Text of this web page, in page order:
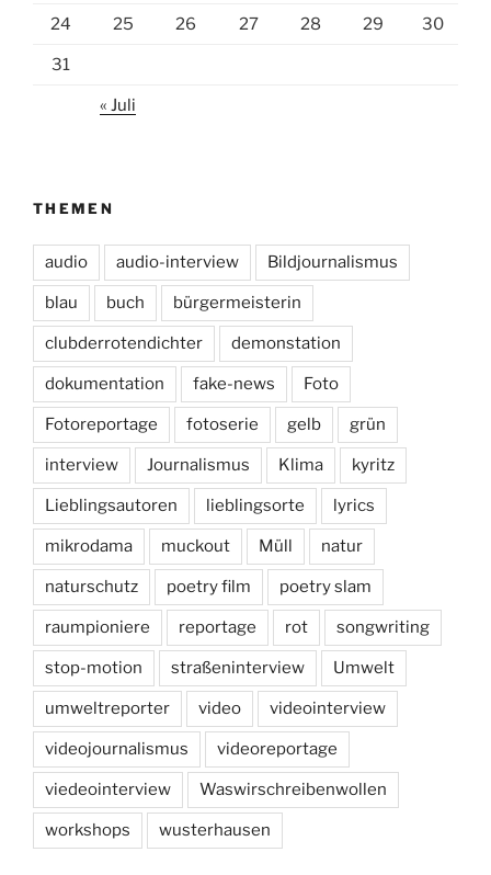
24 25 26 27 28 29 30
31
« Juli
THEMEN
audio audio-interview Bildjournalismus
blau buch bürgermeisterin
clubderrotendichter demonstation
dokumentation fake-news Foto
Fotoreportage fotoserie gelb grün
interview Journalismus Klima kyritz
Lieblingsautoren lieblingsorte lyrics
mikrodama muckout Müll natur
naturschutz poetry film poetry slam
raumpioniere reportage rot songwriting
stop-motion straßeninterview Umwelt
umweltreporter video videointerview
videojournalismus videoreportage
viedeointerview Waswirschreibenwollen
workshops wusterhausen